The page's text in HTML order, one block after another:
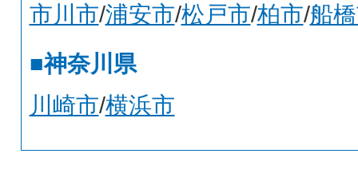
市川市/浦安市/松戸市/柏市/船
■神奈川県
川崎市/横浜市